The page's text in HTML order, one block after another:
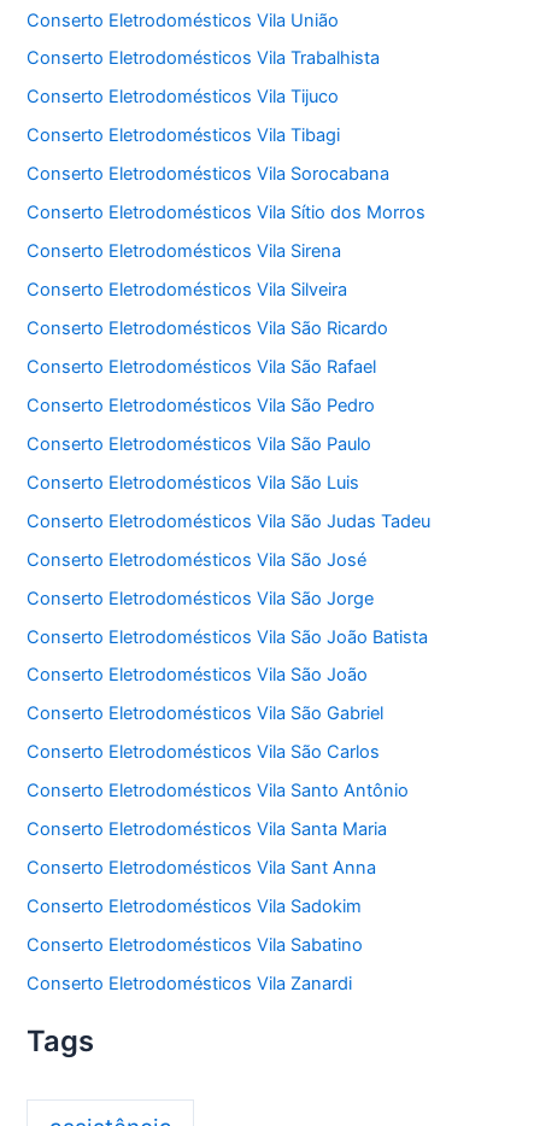
Conserto Eletrodomésticos Vila União
Conserto Eletrodomésticos Vila Trabalhista
Conserto Eletrodomésticos Vila Tijuco
Conserto Eletrodomésticos Vila Tibagi
Conserto Eletrodomésticos Vila Sorocabana
Conserto Eletrodomésticos Vila Sítio dos Morros
Conserto Eletrodomésticos Vila Sirena
Conserto Eletrodomésticos Vila Silveira
Conserto Eletrodomésticos Vila São Ricardo
Conserto Eletrodomésticos Vila São Rafael
Conserto Eletrodomésticos Vila São Pedro
Conserto Eletrodomésticos Vila São Paulo
Conserto Eletrodomésticos Vila São Luis
Conserto Eletrodomésticos Vila São Judas Tadeu
Conserto Eletrodomésticos Vila São José
Conserto Eletrodomésticos Vila São Jorge
Conserto Eletrodomésticos Vila São João Batista
Conserto Eletrodomésticos Vila São João
Conserto Eletrodomésticos Vila São Gabriel
Conserto Eletrodomésticos Vila São Carlos
Conserto Eletrodomésticos Vila Santo Antônio
Conserto Eletrodomésticos Vila Santa Maria
Conserto Eletrodomésticos Vila Sant Anna
Conserto Eletrodomésticos Vila Sadokim
Conserto Eletrodomésticos Vila Sabatino
Conserto Eletrodomésticos Vila Zanardi
Tags